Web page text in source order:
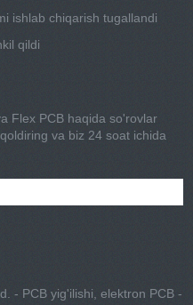
ishlab chiqarish tugallandi
qildi
Flex PCB haqida so'rovlar
va biz 24 soat ichida
- PCB yig'ilishi, elektron PCB -